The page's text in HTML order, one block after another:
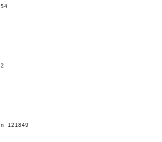
121849